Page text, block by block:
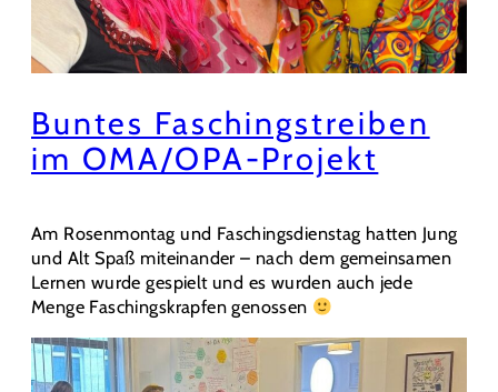
Buntes Faschingstreiben
im OMA/OPA-Projekt
Am Rosenmontag und Faschingsdienstag hatten Jung
und Alt Spaß miteinander – nach dem gemeinsamen
Lernen wurde gespielt und es wurden auch jede
Menge Faschingskrapfen genossen